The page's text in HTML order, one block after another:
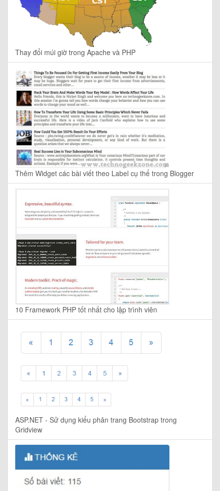
Thay đổi múi giờ trong Apache và PHP
Thêm Widget các bài viết theo Label cụ thể trong Blogger
10 Framework PHP tốt nhất cho lập trình viên
ASP.NET - Sử dụng kiểu phân trang Bootstrap trong
Gridview